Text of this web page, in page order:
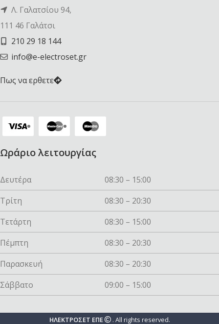
Λ. Γαλατσίου 94,
111 46 Γαλάτσι
210 29 18 144
info@e-electroset.gr
Πως να ερθετε
Ωράριο λειτουργίας
Δευτέρα
08:30 – 15:00
Τρίτη
08:30 – 20:30
Τετάρτη
08:30 – 15:00
Πέμπτη
08:30 – 20:30
Παρασκευή
08:30 – 20:30
Σάββατο
09:00 – 15:00
ΗΛΕΚΤΡΟΣΕΤ ΕΠΕ . All rights reserved.